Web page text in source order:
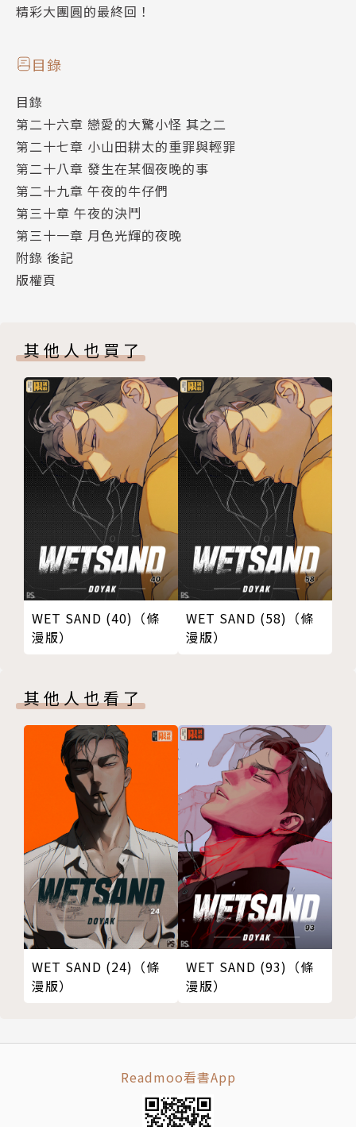
精彩大團圓的最終回！
目錄
目錄
第二十六章 戀愛的大驚小怪 其之二
第二十七章 小山田耕太的重罪與輕罪
第二十八章 發生在某個夜晚的事
第二十九章 午夜的牛仔們
第三十章 午夜的決鬥
第三十一章 月色光輝的夜晚
附錄 後記
版權頁
其他人也買了
WET SAND (40)（條
漫版）
WET SAND (58)（條
漫版）
其他人也看了
WET SAND (24)（條
漫版）
WET SAND (93)（條
漫版）
Readmoo看書App